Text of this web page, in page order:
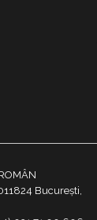
București,